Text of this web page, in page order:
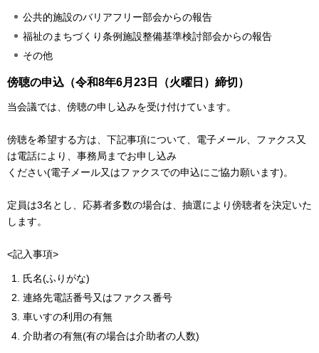
公共的施設のバリアフリー部会からの報告
福祉のまちづくり条例施設整備基準検討部会からの報告
その他
傍聴の申込（令和8年6月23日（火曜日）締切）
当会議では、傍聴の申し込みを受け付けています。
傍聴を希望する方は、下記事項について、電子メール、ファクス又
は電話により、事務局までお申し込み
ください(電子メール又はファクスでの申込にご協力願います)。
定員は3名とし、応募者多数の場合は、抽選により傍聴者を決定いた
します。
<記入事項>
氏名(ふりがな)
連絡先電話番号又はファクス番号
車いすの利用の有無
介助者の有無(有の場合は介助者の人数)